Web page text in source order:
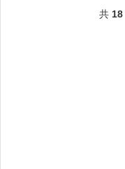
共 18